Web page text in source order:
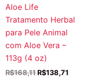
Aloe Life
Tratamento Herbal
para Pele Animal
com Aloe Vera –
113g (4 oz)
R$168,11 O
R$138,71